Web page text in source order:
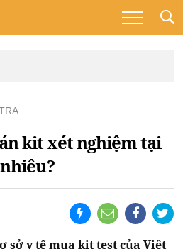
kit xét nghiệm tại
sở y tế mua kit test của Việt